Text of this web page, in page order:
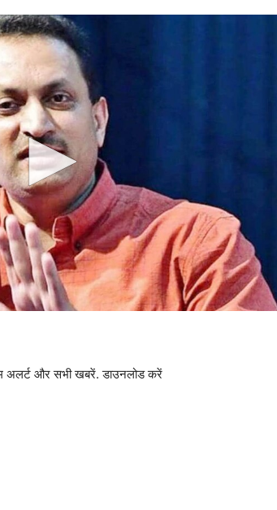
अलर्ट और सभी खबरें. डाउनलोड करें